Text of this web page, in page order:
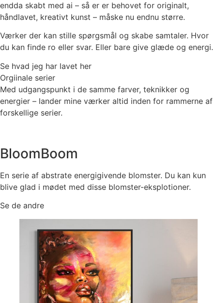
endda skabt med ai – så er er behovet for originalt,
håndlavet, kreativt kunst – måske nu endnu større.
Værker der kan stille spørgsmål og skabe samtaler. Hvor
du kan finde ro eller svar. Eller bare give glæde og energi.
Se hvad jeg har lavet her
Orgiinale serier
Med udgangspunkt i de samme farver, teknikker og
energier – lander mine værker altid inden for rammerne af
forskellige serier.
BloomBoom
En serie af abstrate energigivende blomster. Du kan kun
blive glad i mødet med disse blomster-eksplotioner.
Se de andre